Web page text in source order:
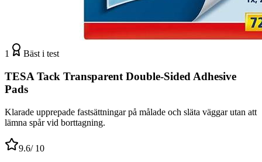
1 Bäst i test
TESA Tack Transparent Double-Sided Adhesive
Pads
Klarade upprepade fastsättningar på målade och släta väggar utan att
lämna spår vid borttagning.
9.6/ 10